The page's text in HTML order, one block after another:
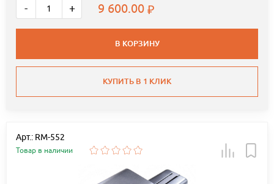
- + 9 600.00
В КОРЗИНУ
КУПИТЬ В 1 КЛИК
Арт.: RM-552
Товар в наличии